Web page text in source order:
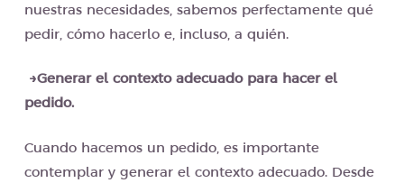
nuestras necesidades, sabemos perfectamente qué
pedir, cómo hacerlo e, incluso, a quién.
→Generar el contexto adecuado para hacer el
pedido.
Cuando hacemos un pedido, es importante
contemplar y generar el contexto adecuado. Desde